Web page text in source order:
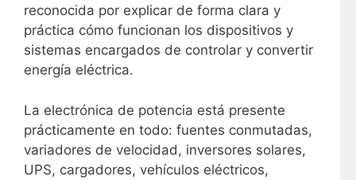
reconocida por explicar de forma clara y
práctica cómo funcionan los dispositivos y
sistemas encargados de controlar y convertir
energía eléctrica.
La electrónica de potencia está presente
prácticamente en todo: fuentes conmutadas,
variadores de velocidad, inversores solares,
UPS, cargadores, vehículos eléctricos,